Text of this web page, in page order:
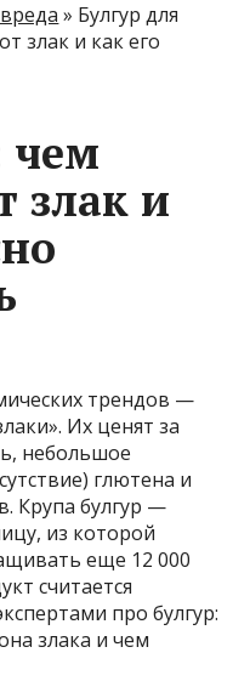
» Булгур для
злак и как его
чем
злак и
трендов —
Их ценят за
небольшое
глютена и
Крупа булгур —
из которой
еще 12 000
считается
про булгур:
злака и чем